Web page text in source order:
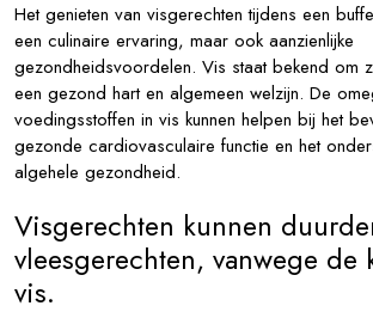
Het genieten van visgerechten tijdens een
een culinaire ervaring, maar ook aanzienlijke
gezondheidsvoordelen. Vis staat bekend om
een gezond hart en algemeen welzijn. De
voedingsstoffen in vis kunnen helpen bij het
gezonde cardiovasculaire functie en het
algehele gezondheid.
Visgerechten kunnen
vleesgerechten, vanwege de
vis.